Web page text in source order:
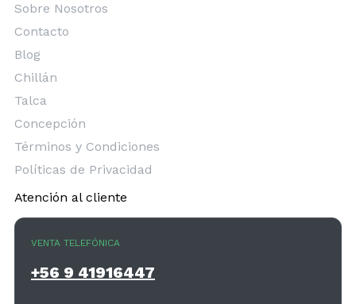
Sobre Nosotros
Contacto
Blog
Chillán
Talca
Concepción
Términos y Condiciones
Políticas de Privacidad
Atención al cliente
VENTA TELEFÓNICA
+56 9 41916447